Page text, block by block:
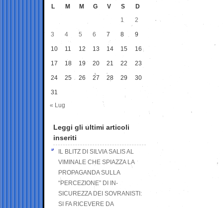
L M M G V S
D
1
2
3 4 5 6 7 8 9
10 11 12 13 14 15 16
17 18 19 20 21 22 23
24 25 26 27 28 29 30
31
« Lug
Leggi gli ultimi articoli
inseriti
IL BLITZ DI SILVIA SALIS AL
VIMINALE CHE SPIAZZA LA
PROPAGANDA SULLA
“PERCEZIONE” DI IN-
SICUREZZA DEI SOVRANISTI:
SI FA RICEVERE DA